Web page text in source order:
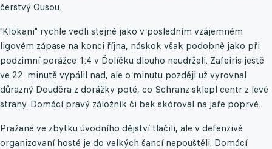
čerstvý Ousou.
"Klokani" rychle vedli stejně jako v posledním vzájemném
ligovém zápase na konci října, náskok však podobně jako při
podzimní porážce 1:4 v Ďolíčku dlouho neudrželi. Zafeiris ještě
ve 22. minutě vypálil nad, ale o minutu později už vyrovnal
důrazný Douděra z dorážky poté, co Schranz sklepl centr z levé
strany. Domácí pravý záložník či bek skóroval na jaře poprvé.
Pražané ve zbytku úvodního dějství tlačili, ale v defenzivě
organizovaní hosté je do velkých šancí nepouštěli. Domácí